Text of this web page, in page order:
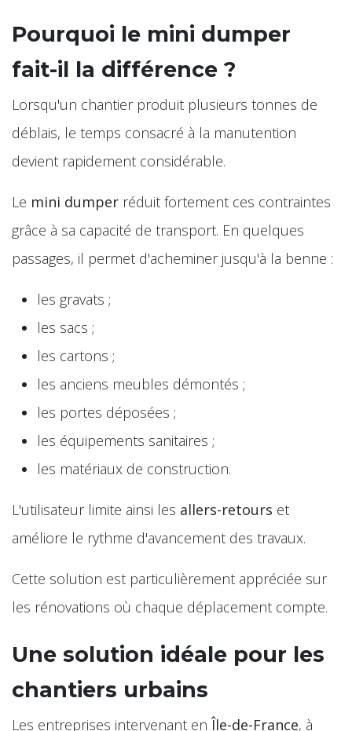
Pourquoi le mini dumper
fait-il la différence ?
Lorsqu'un chantier produit plusieurs tonnes de
déblais, le temps consacré à la manutention
devient rapidement considérable.
Le mini dumper réduit fortement ces contraintes
grâce à sa capacité de transport. En quelques
passages, il permet d'acheminer jusqu'à la benne :
les gravats ;
les sacs ;
les cartons ;
les anciens meubles démontés ;
les portes déposées ;
les équipements sanitaires ;
les matériaux de construction.
L'utilisateur limite ainsi les allers-retours et
améliore le rythme d'avancement des travaux.
Cette solution est particulièrement appréciée sur
les rénovations où chaque déplacement compte.
Une solution idéale pour les
chantiers urbains
Les entreprises intervenant en Île-de-France, à